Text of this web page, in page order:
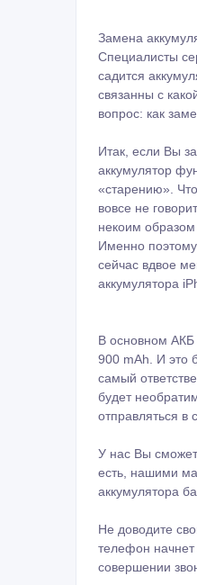
Замена
Специалисты
садится
связанны с
вопрос: как
Итак, если Вы
аккумулятор
«старению».
вовсе не
некоим
Именно
сейчас вдвое
аккумулятора
В основном АКБ
900 mAh. И это
самый
будет
отправляться в
У нас Вы
есть, нашими
аккумулятора
Не доводите
телефон начнет
совершении